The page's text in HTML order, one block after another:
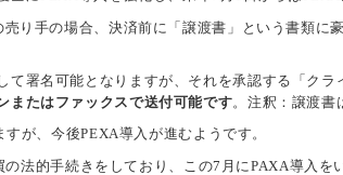
り手の場合、決済前に「譲渡書」という書類
署名可能となりますが、それを承認する「ク
またはファックスで送付可能です。注釈：譲渡書
が、今後PEXA導入が進むようです。
法的手続きをしており、この7月にPAXA導入を